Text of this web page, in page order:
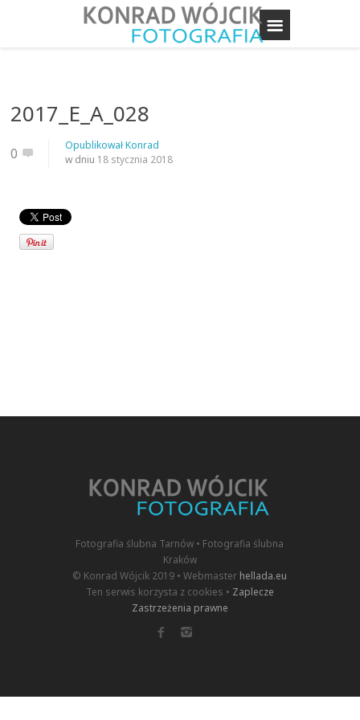
2017_E_A_028
0 OpublikowałKonrad
w dniu 18 stycznia 2018
Fotografia ślubna Tarnów • Fotografia ślubna
Kraków
© Konrad Wójcik 2019 • Webmaster hellada.eu
Ten serwis korzysta z cookies • Zaplecze
Zastrzeżenia prawne